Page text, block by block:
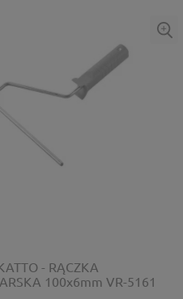
- RĄCZKA
100x6mm VR-5161